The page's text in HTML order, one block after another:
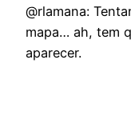
@rlamana:
mapa… ah, tem
aparecer.